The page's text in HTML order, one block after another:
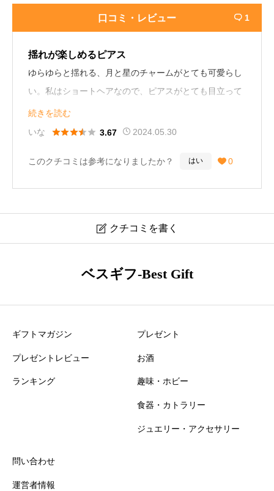
口コミ・レビュー  1
揺れが楽しめるピアス
ゆらゆらと揺れる、月と星のチャームがとても可愛らし
い。私はショートヘアなので、ピアスがとても目立って
いて、いいなと思いました♪こちらのピアスをつけて
色々な場所に出かけたいです！27歳女性
続きを読む
いな
 3.67 2024.05.30
このクチコミは参考になりましたか？ はい  0
 クチコミを書く
知名度
ベスギフ-Best Gift
ギフトマガジン
プレゼントレビュー
ランキング
プレゼント
お酒
趣味・ホビー
食器・カトラリー
ジュエリー・アクセサリー
問い合わせ
運営者情報